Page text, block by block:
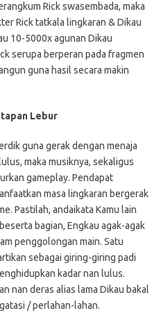
Rick swasembada, maka
Rick tatkala lingkaran & Dikau
10-5000x agunan Dikau
serupa berperan pada fragmen
guna hasil secara makin
Lebur
guna gerak dengan menaja
maka musiknya, sekaligus
gameplay. Pendapat
masa lingkaran bergerak
Pastilah, andaikata Kamu lain
bagian, Engkau agak-agak
penggolongan main. Satu
sebagai giring-giring padi
kadar nan lulus.
nan deras alias lama Dikau bakal
/ perlahan-lahan.